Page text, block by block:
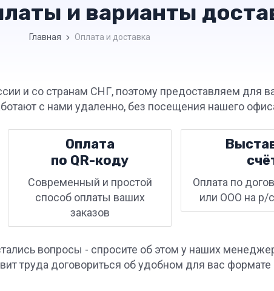
и варианты
Главная Оплата и доставка
и со странам СНГ, поэтому предоставляем для
с нами удаленно, без посещения нашего
Оплата
по QR-⁠коду
Современный и простой
способ оплаты ваших
заказов
Оплата по
или ООО на р/
вопросы - спросите об этом у наших
труда договориться об удобном для вас